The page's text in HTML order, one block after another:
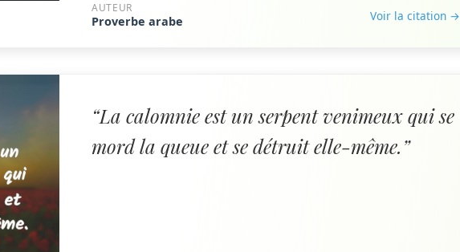
AUTEUR
Proverbe arabe Voir la citation →
“La calomnie est un serpent venimeux qui se
mord la queue et se détruit elle-même.”